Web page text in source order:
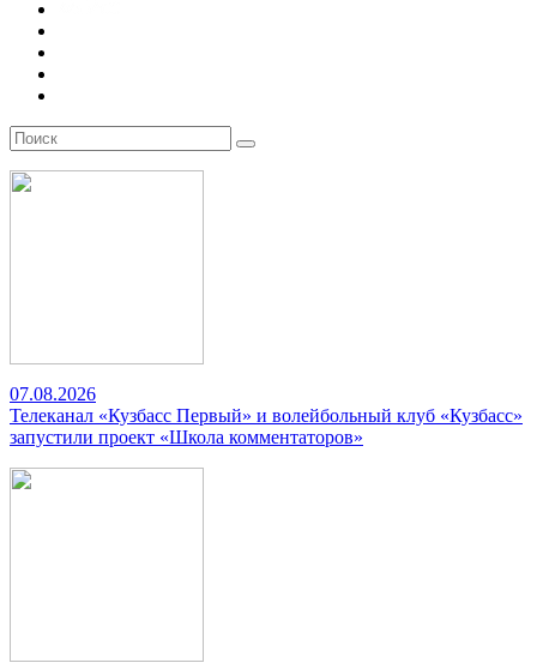
07.08.2026
Телеканал «Кузбасс Первый» и волейбольный клуб «Кузбасс»
запустили проект «Школа комментаторов»